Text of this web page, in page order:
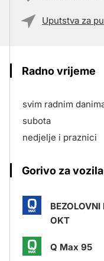
Uputstva za
Radno vrijeme
svim radnim
subota
nedjelje i praznici
Gorivo za vozila
OKT
Q Max 95